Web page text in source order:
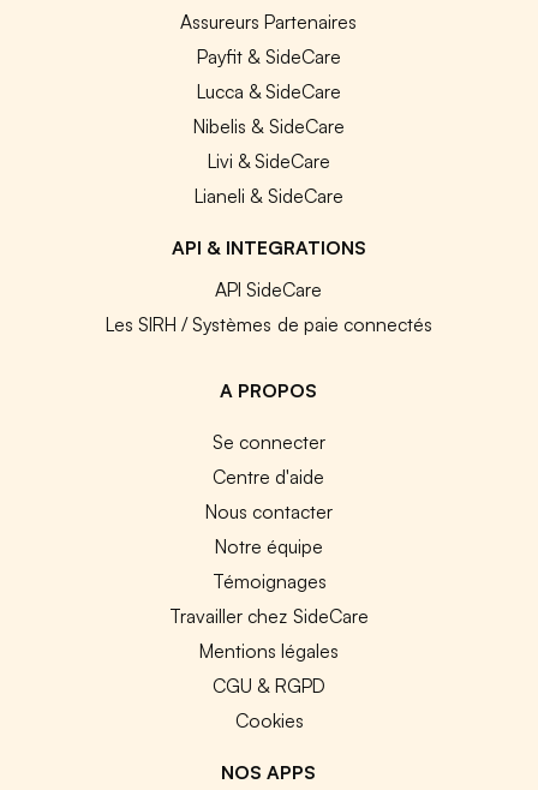
Assureurs Partenaires
Payfit & SideCare
Lucca & SideCare
Nibelis & SideCare
Livi & SideCare
Lianeli & SideCare
API & INTEGRATIONS
API SideCare
Les SIRH / Systèmes de paie connectés
A PROPOS
Se connecter
Centre d'aide
Nous contacter
Notre équipe
Témoignages
Travailler chez SideCare
Mentions légales
CGU & RGPD
Cookies
NOS APPS